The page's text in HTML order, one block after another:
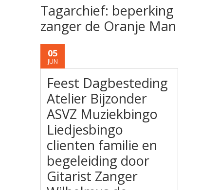
Tagarchief: beperking
zanger de Oranje Man
05
JUN
Feest Dagbesteding
Atelier Bijzonder
ASVZ Muziekbingo
Liedjesbingo
clienten familie en
begeleiding door
Gitarist Zanger